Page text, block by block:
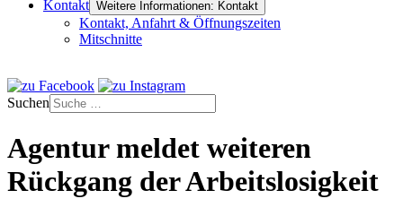
Kontakt Weitere Informationen: Kontakt
Kontakt, Anfahrt & Öffnungszeiten
Mitschnitte
Suchen
Agentur meldet weiteren
Rückgang der Arbeitslosigkeit